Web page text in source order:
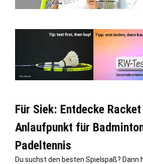
Für Siek: Entdecke
Anlaufpunkt für
Padeltennis
Du suchst den besten Spielspaß? Dann